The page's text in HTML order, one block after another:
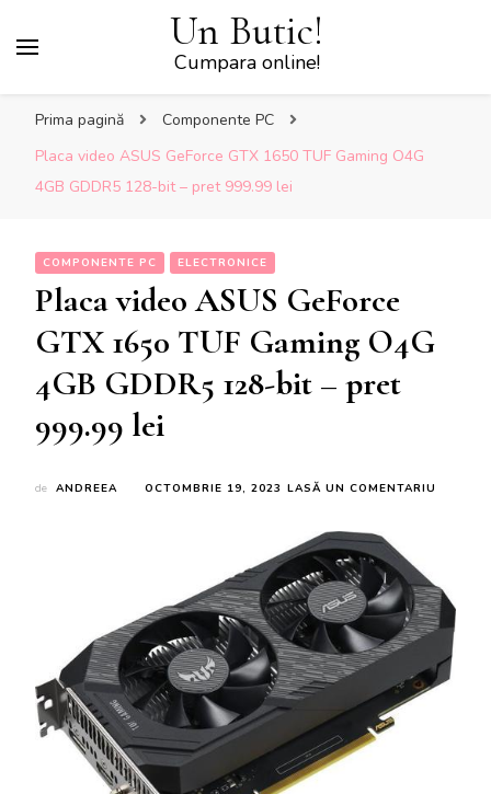
Un Butic!
Cumpara online!
Prima pagină
Componente PC
Placa video ASUS GeForce GTX 1650 TUF Gaming O4G
4GB GDDR5 128-bit – pret 999.99 lei
COMPONENTE PC ELECTRONICE
Placa video ASUS GeForce
GTX 1650 TUF Gaming O4G
4GB GDDR5 128-bit – pret
999.99 lei
de ANDREEA OCTOMBRIE 19, 2023 LASĂ UN COMENTARIU
GTX
1650
TUF
GAMING
O4G
4GB